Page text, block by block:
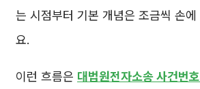
는 시점부터 기본 개념은 조금씩 손
요.
이런 흐름은 대법원전자소송 사건번